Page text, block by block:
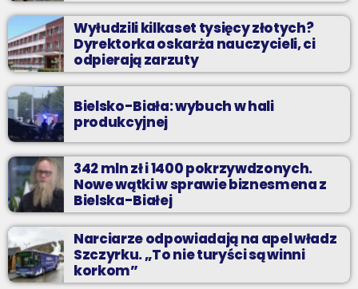
Wyłudzili kilkaset tysięcy złotych?
Dyrektorka oskarża nauczycieli, ci
odpierają zarzuty
Bielsko-Biała: wybuch w hali
produkcyjnej
342 mln zł i 1400 pokrzywdzonych.
Nowe wątki w sprawie biznesmena z
Bielska-Białej
Narciarze odpowiadają na apel władz
Szczyrku. „To nie turyści są winni
korkom”